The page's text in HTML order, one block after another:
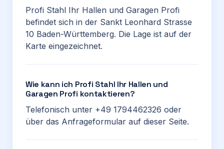
Profi Stahl Ihr Hallen und Garagen Profi
befindet sich in der Sankt Leonhard Strasse
10 Baden-Württemberg. Die Lage ist auf der
Karte eingezeichnet.
Wie kann ich Profi Stahl Ihr Hallen und
Garagen Profi kontaktieren?
Telefonisch unter +49 1794462326 oder
über das Anfrageformular auf dieser Seite.